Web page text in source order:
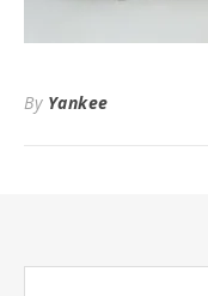
By Yankee